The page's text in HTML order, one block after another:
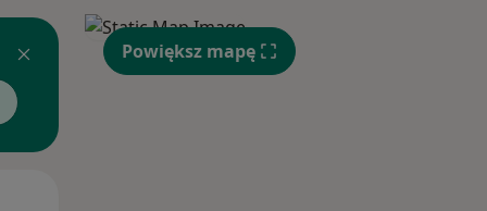
Powiększ mapę